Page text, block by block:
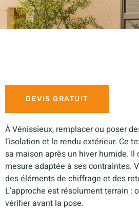
DEVIS GRATUIT
À Vénissieux, remplacer ou poser
l’isolation et le rendu extérieur. Ce
sa maison après un hiver humide.
mesure adaptée à ses contraintes.
des éléments de chiffrage et des
L’approche est résolument terrain :
vérifier avant la pose.